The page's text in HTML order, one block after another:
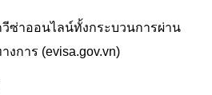
ซ่าออนไลน์ทั้งกระบวนการผ่าน
งการ (evisa.gov.vn)